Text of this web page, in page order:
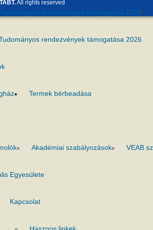
Tudományos rendezvények támogatása 2024
rendezvények támogatása 2026
Termek bérbeadása
Akadémiai szabályozások VEAB
Egyesülete
Kapcsolat
All rights reserved